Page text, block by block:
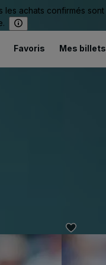
les achats confirmés sont
Favoris Mes billets